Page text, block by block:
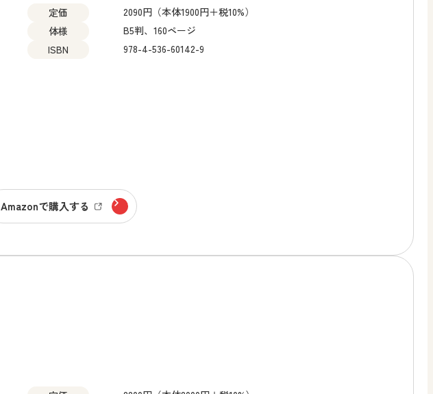
定価
2090円（本体1900円＋税10%）
体様
B5判、160ページ
ISBN 978-4-536-60142-9
Amazonで購入する